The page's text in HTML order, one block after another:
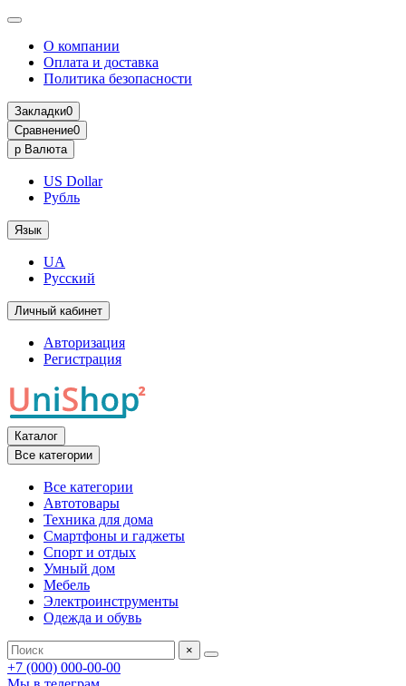
О компании
Оплата и доставка
Политика безопасности
Закладки0
Сравнение0
р Валюта
US Dollar
Рубль
Язык
UA
Русский
Личный кабинет
Авторизация
Регистрация
Каталог
Все категории
Все категории
Автотовары
Техника для дома
Смартфоны и гаджеты
Спорт и отдых
Умный дом
Мебель
Электроинструменты
Одежда и обувь
×
+7 (000) 000-00-00